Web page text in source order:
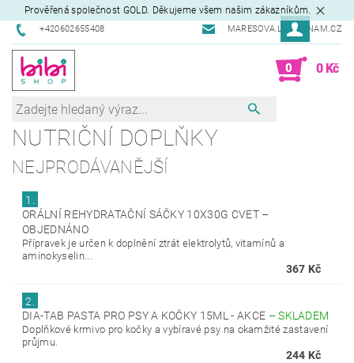
Prověřená společnost GOLD. Děkujeme všem našim zákazníkům.
+420602655408 MARESOVA.L@SEZNAM.CZ
0 0 Kč
NUTRIČNÍ DOPLŇKY
NEJPRODÁVANĚJŠÍ
1.
ORÁLNÍ REHYDRATAČNÍ SÁČKY 10X30G CVET –
OBJEDNÁNO
Přípravek je určen k doplnění ztrát elektrolytů, vitamínů a
aminokyselin...
367 Kč
2.
DIA-TAB PASTA PRO PSY A KOČKY 15ML - AKCE –SKLADEM
Doplňkové krmivo pro kočky a vybíravé psy na okamžité zastavení
průjmu.
244 Kč